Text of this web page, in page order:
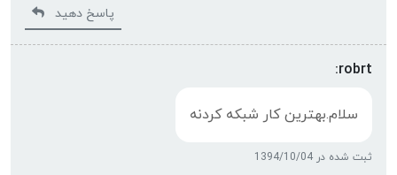
پاسخ دهید
robrt:
سلام.بهترین کار شبکه کردنه
ثبت شده در 1394/10/04